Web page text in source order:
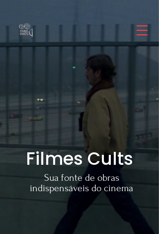
Filmes Cults
Sua fonte de obras
indispensáveis do cinema